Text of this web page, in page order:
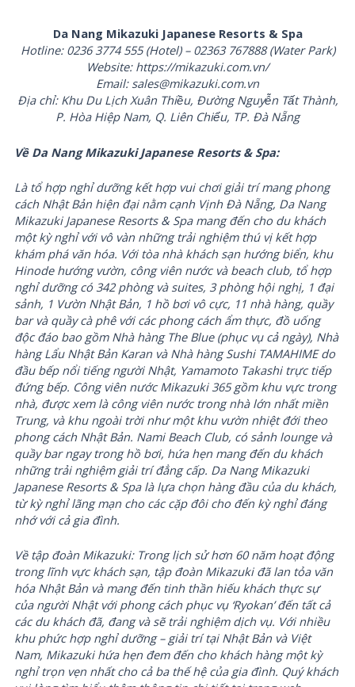
Da Nang Mikazuki Japanese Resorts & Spa
Hotline: 0236 3774 555 (Hotel) – 02363 767888 (Water Park)
Website: https://mikazuki.com.vn/
Email: sales@mikazuki.com.vn
Địa chỉ: Khu Du Lịch Xuân Thiều, Đường Nguyễn Tất Thành,
P. Hòa Hiệp Nam, Q. Liên Chiểu, TP. Đà Nẵng
Về Da Nang Mikazuki Japanese Resorts & Spa:
Là tổ hợp nghỉ dưỡng kết hợp vui chơi giải trí mang phong
cách Nhật Bản hiện đại nằm cạnh Vịnh Đà Nẵng, Da Nang
Mikazuki Japanese Resorts & Spa mang đến cho du khách
một kỳ nghỉ với vô vàn những trải nghiệm thú vị kết hợp
khám phá văn hóa. Với tòa nhà khách sạn hướng biển, khu
Hinode hướng vườn, công viên nước và beach club, tổ hợp
nghỉ dưỡng có 342 phòng và suites, 3 phòng hội nghị, 1 đại
sảnh, 1 Vườn Nhật Bản, 1 hồ bơi vô cực, 11 nhà hàng, quầy
bar và quầy cà phê với các phong cách ẩm thực, đồ uống
độc đáo bao gồm Nhà hàng The Blue (phục vụ cả ngày), Nhà
hàng Lẩu Nhật Bản Karan và Nhà hàng Sushi TAMAHIME do
đầu bếp nổi tiếng người Nhật, Yamamoto Takashi trực tiếp
đứng bếp. Công viên nước Mikazuki 365 gồm khu vực trong
nhà, được xem là công viên nước trong nhà lớn nhất miền
Trung, và khu ngoài trời như một khu vườn nhiệt đới theo
phong cách Nhật Bản. Nami Beach Club, có sảnh lounge và
quầy bar ngay trong hồ bơi, hứa hẹn mang đến du khách
những trải nghiệm giải trí đẳng cấp. Da Nang Mikazuki
Japanese Resorts & Spa là lựa chọn hàng đầu của du khách,
từ kỳ nghỉ lãng mạn cho các cặp đôi cho đến kỳ nghỉ đáng
nhớ với cả gia đình.
Về tập đoàn Mikazuki: Trong lịch sử hơn 60 năm hoạt động
trong lĩnh vực khách sạn, tập đoàn Mikazuki đã lan tỏa văn
hóa Nhật Bản và mang đến tinh thần hiếu khách thực sự
của người Nhật với phong cách phục vụ ‘Ryokan’ đến tất cả
các du khách đã, đang và sẽ trải nghiệm dịch vụ. Với nhiều
khu phức hợp nghỉ dưỡng – giải trí tại Nhật Bản và Việt
Nam, Mikazuki hứa hẹn đem đến cho khách hàng một kỳ
nghỉ trọn vẹn nhất cho cả ba thế hệ của gia đình. Quý khách